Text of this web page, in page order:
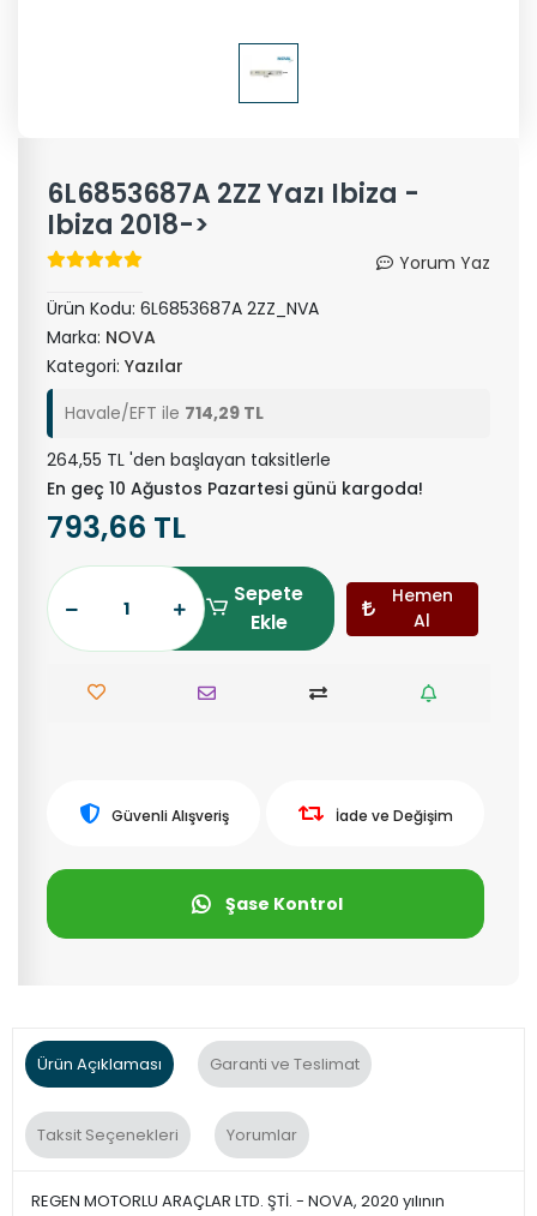
6L6853687A 2ZZ Yazı Ibiza -
Ibiza 2018->
Yorum Yaz
Ürün Kodu: 6L6853687A 2ZZ_NVA
Marka: NOVA
Kategori: Yazılar
Havale/EFT ile 714,29 TL
264,55 TL 'den başlayan taksitlerle
En geç 10 Ağustos Pazartesi günü kargoda!
793,66 TL
Sepete
Ekle
Hemen
Al
Güvenli Alışveriş İade ve Değişim
Şase Kontrol
Ürün Açıklaması Garanti ve Teslimat
Taksit Seçenekleri Yorumlar
REGEN MOTORLU ARAÇLAR LTD. ŞTİ. - NOVA, 2020 yılının